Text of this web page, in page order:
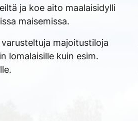
ja koe aito maalaisidylli
maisemissa.
majoitustiloja
lomalaisille kuin esim.